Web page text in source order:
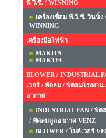
พี.วี.ซี. / WINNING
เครื่องเชื่อม พี.วี.ซี. วินนิ่ง /
WINNING
เครื่องมือไฟฟ้า
MAKITA
MAKTEC
BLOWER / INDUSTRIAL
เวอร์ / พัดลม / พัดลมโรงงา
อากาศ
INDUSTRIAL FAN / พัด
/ พัดลมดูดอากาศ VENZ
BLOWER / โบล์เวอร์